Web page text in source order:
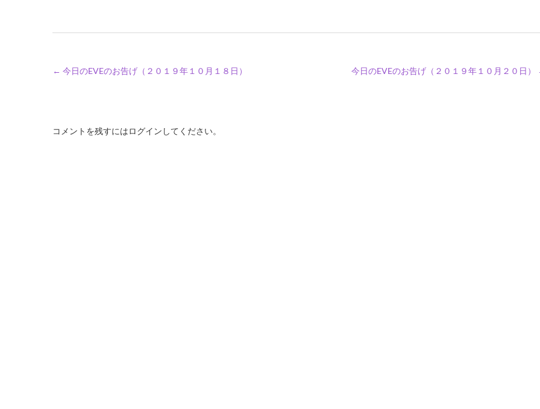
← 今日のEVEのお告げ（２０１９年１０月１８日） 今日のEVEのお告げ（２０１９年１０月２０日）
コメントを残すにはログインしてください。